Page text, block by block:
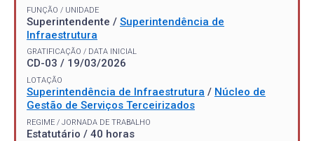
FUNÇÃO / UNIDADE
Superintendente / Superintendência de
Infraestrutura
GRATIFICAÇÃO / DATA INICIAL
CD-03 / 19/03/2026
LOTAÇÃO
Superintendência de Infraestrutura / Núcleo de
Gestão de Serviços Terceirizados
REGIME / JORNADA DE TRABALHO
Estatutário / 40 horas